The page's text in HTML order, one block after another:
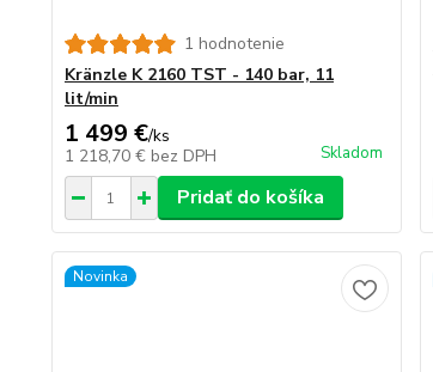
1 hodnotenie
Kränzle K 2160 TST - 140 bar, 11
lit/min
1 499 €/ks
1 218,70 € bez DPH Skladom
Pridať do košíka
Novinka